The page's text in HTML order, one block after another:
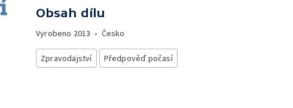
Obsah dílu
Vyrobeno 2013 • Česko
Zpravodajství Předpověď počasí